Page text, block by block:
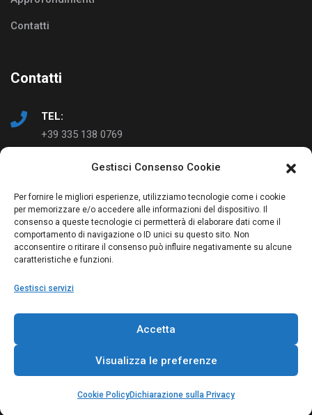
Gestisci Consenso Cookie
Per fornire le migliori esperienze, utilizziamo tecnologie come i cookie
per memorizzare e/o accedere alle informazioni del dispositivo. Il
consenso a queste tecnologie ci permetterà di elaborare dati come il
comportamento di navigazione o ID unici su questo sito. Non
acconsentire o ritirare il consenso può influire negativamente su alcune
caratteristiche e funzioni.
Gestisci servizi
Accetta
Visualizza le preferenze
Cookie PolicyDichiarazione sulla Privacy
Contatti
Contatti
TEL:
+39 335 138 0769
© Copyright 2023 AD-Just | Studio Greppi | P. IVA:
03814750273
Privacy Policy Cookie Policy (UE)